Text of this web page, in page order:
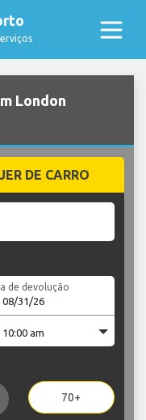
London
DE CARRO
de devolução
70+